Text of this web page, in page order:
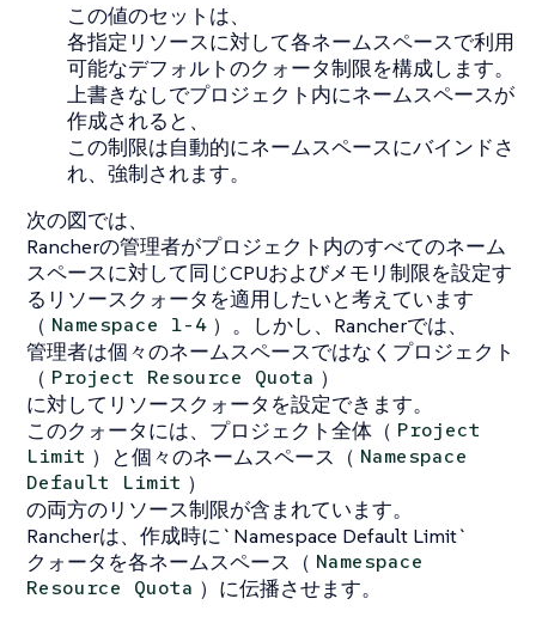
この値のセットは、
各指定リソースに対して各ネームスペースで利用
可能なデフォルトのクォータ制限を構成します。
上書きなしでプロジェクト内にネームスペースが
作成されると、
この制限は自動的にネームスペースにバインドさ
れ、強制されます。
次の図では、
Rancherの管理者がプロジェクト内のすべてのネーム
スペースに対して同じCPUおよびメモリ制限を設定す
るリソースクォータを適用したいと考えています
（ Namespace 1-4 ）。しかし、Rancherでは、
管理者は個々のネームスペースではなくプロジェクト
（ Project Resource Quota ）
に対してリソースクォータを設定できます。
このクォータには、プロジェクト全体（ Project
Limit ）と個々のネームスペース（ Namespace
Default Limit ）
の両方のリソース制限が含まれています。
Rancherは、作成時に`Namespace Default Limit`
クォータを各ネームスペース（ Namespace
Resource Quota ）に伝播させます。